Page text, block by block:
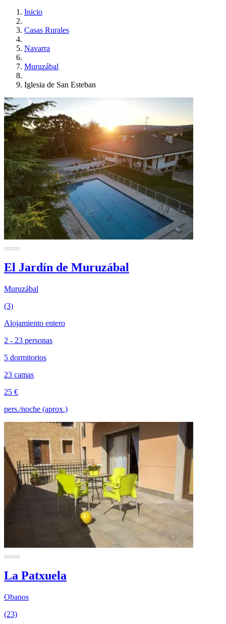
Inicio
Casas Rurales
Navarra
Muruzábal
Iglesia de San Esteban
El Jardín de Muruzábal
Muruzábal
(3)
Alojamiento entero
2 - 23 personas
5 dormitorios
23 camas
25 €
pers./noche (aprox.)
La Patxuela
Obanos
(23)